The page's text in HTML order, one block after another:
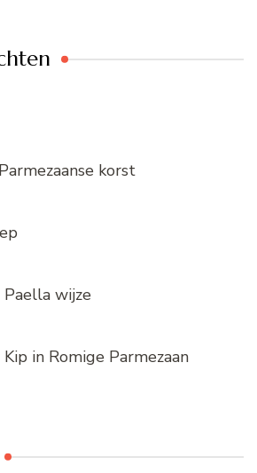
korst
wijze
in Romige Parmezaan